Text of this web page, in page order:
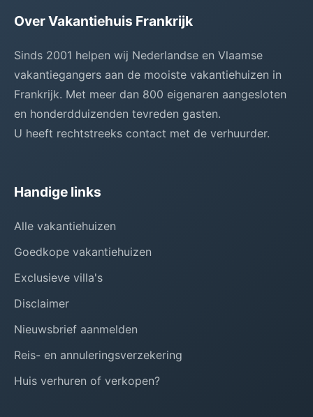
Over Vakantiehuis Frankrijk
Sinds 2001 helpen wij Nederlandse en Vlaamse
vakantiegangers aan de mooiste vakantiehuizen in
Frankrijk. Met meer dan 800 eigenaren aangesloten
en honderdduizenden tevreden gasten.
U heeft rechtstreeks contact met de verhuurder.
Handige links
Alle vakantiehuizen
Goedkope vakantiehuizen
Exclusieve villa's
Disclaimer
Nieuwsbrief aanmelden
Reis- en annuleringsverzekering
Huis verhuren of verkopen?